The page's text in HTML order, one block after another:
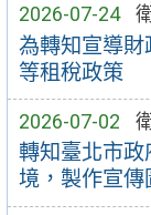
2026-07-24
為轉知宣導
等租稅政策
2026-07-02
轉知臺北市
境，製作宣傳